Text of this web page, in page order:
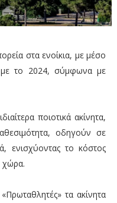
στα ενοίκια, με μέσο
το 2024, σύμφωνα με
ποιοτικά ακίνητα,
οδηγούν σε
ενισχύοντας το κόστος
χώρα.
τα ακίνητα